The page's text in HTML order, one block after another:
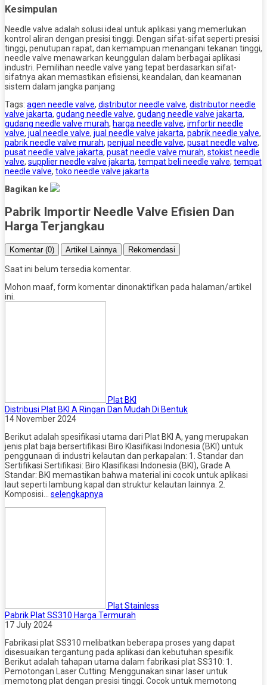
Kesimpulan
Needle valve adalah solusi ideal untuk aplikasi yang memerlukan
kontrol aliran dengan presisi tinggi. Dengan sifat-sifat seperti presisi
tinggi, penutupan rapat, dan kemampuan menangani tekanan tinggi,
needle valve menawarkan keunggulan dalam berbagai aplikasi
industri. Pemilihan needle valve yang tepat berdasarkan sifat-
sifatnya akan memastikan efisiensi, keandalan, dan keamanan
sistem dalam jangka panjang
Tags: agen needle valve, distributor needle valve, distributor needle
valve jakarta, gudang needle valve, gudang needle valve jakarta,
gudang needle valve murah, harga needle valve, imfortir needle
valve, jual needle valve, jual needle valve jakarta, pabrik needle valve,
pabrik needle valve murah, penjual needle valve, pusat needle valve,
pusat needle valve jakarta, pusat needle valve murah, stokist needle
valve, supplier needle valve jakarta, tempat beli needle valve, tempat
needle valve, toko needle valve jakarta
Bagikan ke
Pabrik Importir Needle Valve Efisien Dan
Harga Terjangkau
Komentar (0) Artikel Lainnya Rekomendasi
Saat ini belum tersedia komentar.
Mohon maaf, form komentar dinonaktifkan pada halaman/artikel
ini.
Plat BKI
Distribusi Plat BKI A Ringan Dan Mudah Di Bentuk
14 November 2024
Berikut adalah spesifikasi utama dari Plat BKI A, yang merupakan
jenis plat baja bersertifikasi Biro Klasifikasi Indonesia (BKI) untuk
penggunaan di industri kelautan dan perkapalan: 1. Standar dan
Sertifikasi Sertifikasi: Biro Klasifikasi Indonesia (BKI), Grade A
Standar: BKI memastikan bahwa material ini cocok untuk aplikasi
laut seperti lambung kapal dan struktur kelautan lainnya. 2.
Komposisi… selengkapnya
Plat Stainless
Pabrik Plat SS310 Harga Termurah
17 July 2024
Fabrikasi plat SS310 melibatkan beberapa proses yang dapat
disesuaikan tergantung pada aplikasi dan kebutuhan spesifik.
Berikut adalah tahapan utama dalam fabrikasi plat SS310: 1.
Pemotongan Laser Cutting: Menggunakan sinar laser untuk
memotong plat dengan presisi tinggi. Cocok untuk memotong